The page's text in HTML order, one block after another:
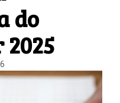
do
2025